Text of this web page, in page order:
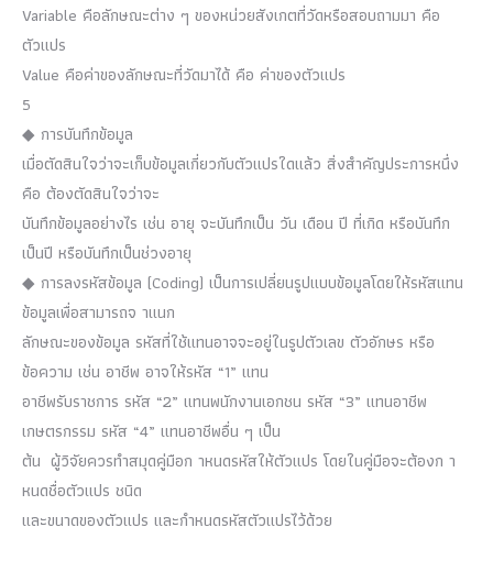
Variable คือลักษณะต่าง ๆ ของหน่วยสังเกตที่วัดหรือสอบถามมา คือ
ตัวแปร
Value คือค่าของลักษณะที่วัดมาได้ คือ ค่าของตัวแปร
5
◆ การบันทึกข้อมูล
เมื่อตัดสินใจว่าจะเก็บข้อมูลเกี่ยวกับตัวแปรใดแล้ว สิ่งสำคัญประการหนึ่ง
คือ ต้องตัดสินใจว่าจะ
บันทึกข้อมูลอย่างไร เช่น อายุ จะบันทึกเป็น วัน เดือน ปี ที่เกิด หรือบันทึก
เป็นปี หรือบันทึกเป็นช่วงอายุ
◆ การลงรหัสข้อมูล (Coding) เป็นการเปลี่ยนรูปแบบข้อมูลโดยให้รหัสแทน
ข้อมูลเพื่อสามารถจ าแนก
ลักษณะของข้อมูล รหัสที่ใช้แทนอาจจะอยู่ในรูปตัวเลข ตัวอักษร หรือ
ข้อความ เช่น อาชีพ อาจให้รหัส “1” แทน
อาชีพรับราชการ รหัส “2” แทนพนักงานเอกชน รหัส “3” แทนอาชีพ
เกษตรกรรม รหัส “4” แทนอาชีพอื่น ๆ เป็น
ต้น ผู้วิจัยควรทำสมุดคู่มือก าหนดรหัสให้ตัวแปร โดยในคู่มือจะต้องก า
หนดชื่อตัวแปร ชนิด
และขนาดของตัวแปร และกำหนดรหัสตัวแปรไว้ด้วย